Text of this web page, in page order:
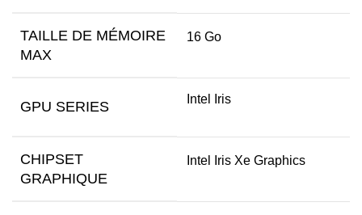
TAILLE DE MÉMOIRE
MAX
16 Go
GPU SERIES Intel Iris
CHIPSET
GRAPHIQUE
Intel Iris Xe Graphics